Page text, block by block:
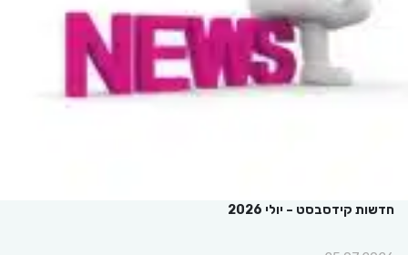
חדשות קידסבסט – יולי 2026